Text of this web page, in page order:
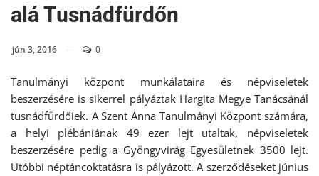
alá Tusnádfürdőn
jún 3, 2016 0
Tanulmányi központ munkálataira és népviseletek
beszerzésére is sikerrel pályáztak Hargita Megye Tanácsánál
tusnádfürdőiek. A Szent Anna Tanulmányi Központ számára,
a helyi plébániának 49 ezer lejt utaltak, népviseletek
beszerzésére pedig a Gyöngyvirág Egyesületnek 3500 lejt.
Utóbbi néptáncoktatásra is pályázott. A szerződéseket június